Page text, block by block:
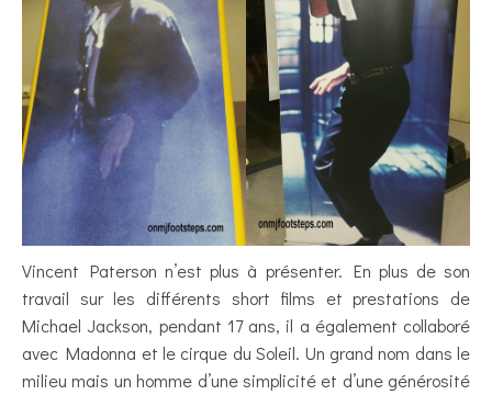
Vincent Paterson n’est plus à présenter. En plus de son
travail sur les différents short films et prestations de
Michael Jackson, pendant 17 ans, il a également collaboré
avec Madonna et le cirque du Soleil. Un grand nom dans le
milieu mais un homme d’une simplicité et d’une générosité